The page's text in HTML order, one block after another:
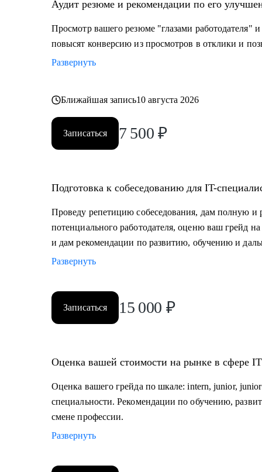
frontend, mobile, desktop, embedded), DevOps, QA,
Data Engineering), системного и бизнес-анализа,
Аудит резюме и рекомендации по его
Просмотр вашего резюме "глазами работодателя"
повысят конверсию из просмотров в отклики и
Развернуть
Ближайшая запись10 августа 2026
Записаться 7 500 ₽
Подготовка к собеседованию для IT-
Проведу репетицию собеседования, дам полную и
потенциального работодателя, оценю ваш грейд
и дам рекомендации по развитию, обучению и
Развернуть
Записаться 15 000 ₽
Оценка вашей стоимости на рынке в сфере IT
Оценка вашего грейда по шкале: intern, junior,
специальности. Рекомендации по обучению,
смене профессии.
Развернуть